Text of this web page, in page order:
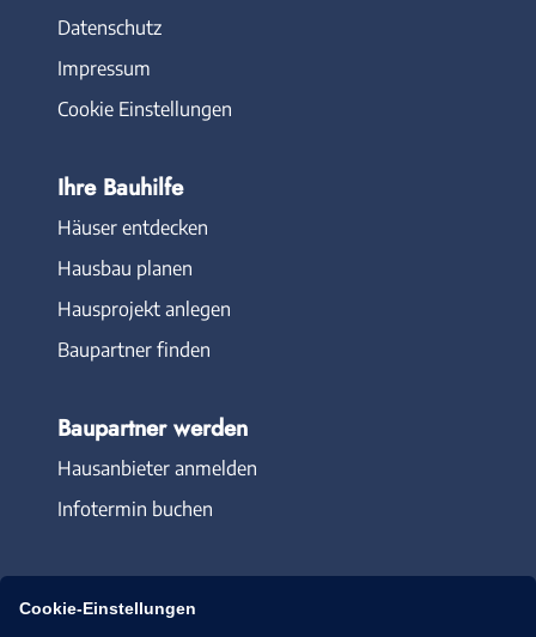
Datenschutz
Impressum
Cookie Einstellungen
Ihre Bauhilfe
Häuser entdecken
Hausbau planen
Hausprojekt anlegen
Baupartner finden
Baupartner werden
Hausanbieter anmelden
Infotermin buchen
Cookie-Einstellungen